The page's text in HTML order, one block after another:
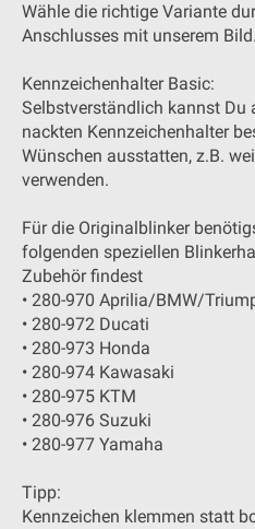
Wähle die richtige Variante
Anschlusses mit unserem Bild.
Kennzeichenhalter Basic:
Selbstverständlich kannst Du
nackten Kennzeichenhalter
Wünschen ausstatten, z.B.
verwenden.
Für die Originalblinker
folgenden speziellen
Zubehör findest
• 280-970 Aprilia/BMW/
• 280-972 Ducati
• 280-973 Honda
• 280-974 Kawasaki
• 280-975 KTM
• 280-976 Suzuki
• 280-977 Yamaha
Tipp:
Kennzeichen klemmen statt